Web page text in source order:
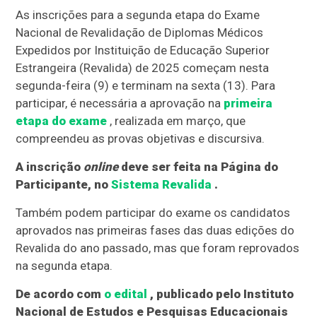
As inscrições para a segunda etapa do Exame
Nacional de Revalidação de Diplomas Médicos
Expedidos por Instituição de Educação Superior
Estrangeira (Revalida) de 2025 começam nesta
segunda-feira (9) e terminam na sexta (13). Para
participar, é necessária a aprovação na primeira
etapa do exame , realizada em março, que
compreendeu as provas objetivas e discursiva.
A inscrição onlinedeve ser feita na Página do
Participante, noSistema Revalida .
Também podem participar do exame os candidatos
aprovados nas primeiras fases das duas edições do
Revalida do ano passado, mas que foram reprovados
na segunda etapa.
De acordo com o edital , publicado pelo Instituto
Nacional de Estudos e Pesquisas Educacionais